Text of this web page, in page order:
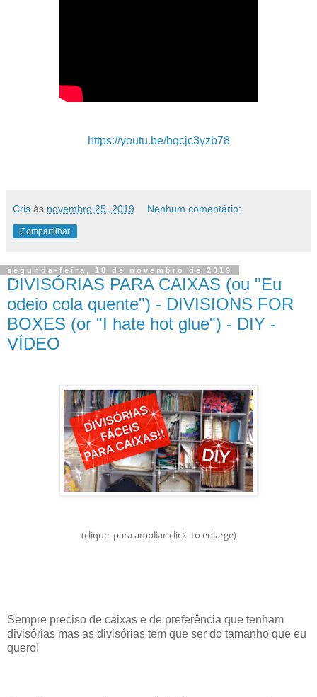
https://youtu.be/bqcjc3yzb78
Cris às novembro 25, 2019 Nenhum comentário:
Compartilhar
segunda-feira, 18 de novembro de 2019
DIVISÓRIAS PARA CAIXAS (ou "Eu
odeio cola quente") - DIVISIONS FOR
BOXES (or "I hate hot glue") - DIY -
VÍDEO
(clique para ampliar-click to enlarge)
Sempre preciso de caixas e de preferência que tenham
divisórias mas as divisórias tem que ser do tamanho que eu
quero!